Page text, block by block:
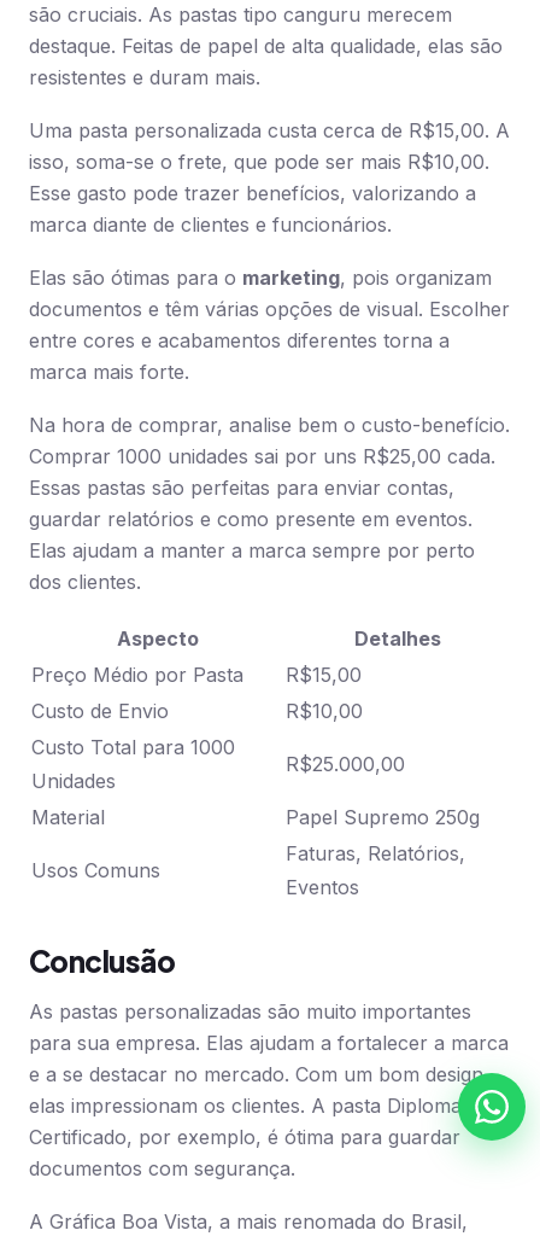
são cruciais. As pastas tipo canguru merecem
destaque. Feitas de papel de alta qualidade, elas são
resistentes e duram mais.
Uma pasta personalizada custa cerca de R$15,00. A
isso, soma-se o frete, que pode ser mais R$10,00.
Esse gasto pode trazer benefícios, valorizando a
marca diante de clientes e funcionários.
Elas são ótimas para o marketing, pois organizam
documentos e têm várias opções de visual. Escolher
entre cores e acabamentos diferentes torna a
marca mais forte.
Na hora de comprar, analise bem o custo-benefício.
Comprar 1000 unidades sai por uns R$25,00 cada.
Essas pastas são perfeitas para enviar contas,
guardar relatórios e como presente em eventos.
Elas ajudam a manter a marca sempre por perto
dos clientes.
Aspecto
Detalhes
Preço Médio por Pasta
R$15,00
Custo de Envio
R$10,00
Custo Total para 1000
Unidades
R$25.000,00
Material Papel Supremo 250g
Usos Comuns
Faturas, Relatórios,
Eventos
Conclusão
As pastas personalizadas são muito importantes
para sua empresa. Elas ajudam a fortalecer a marca
e a se destacar no mercado. Com um bom design,
elas impressionam os clientes. A pasta Diploma e
Certificado, por exemplo, é ótima para guardar
documentos com segurança.
A Gráfica Boa Vista, a mais renomada do Brasil,